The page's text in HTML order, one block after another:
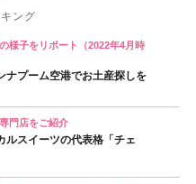
ング
様子をリポート（2022年4月時
ナプーム空港でお土産探しを
門店をご紹介
ルスイーツの代表格「チェ